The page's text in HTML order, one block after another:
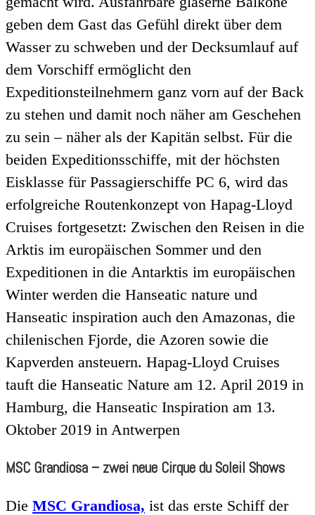
geben dem Gast das Gefühl direkt über dem
Wasser zu schweben und der Decksumlauf auf
dem Vorschiff ermöglicht den
Expeditionsteilnehmern ganz vorn auf der Back
zu stehen und damit noch näher am Geschehen
zu sein – näher als der Kapitän selbst. Für die
beiden Expeditionsschiffe, mit der höchsten
Eisklasse für Passagierschiffe PC 6, wird das
erfolgreiche Routenkonzept von Hapag-Lloyd
Cruises fortgesetzt: Zwischen den Reisen in die
Arktis im europäischen Sommer und den
Expeditionen in die Antarktis im europäischen
Winter werden die Hanseatic nature und
Hanseatic inspiration auch den Amazonas, die
chilenischen Fjorde, die Azoren sowie die
Kapverden ansteuern. Hapag-Lloyd Cruises
tauft die Hanseatic Nature am 12. April 2019 in
Hamburg, die Hanseatic Inspiration am 13.
Oktober 2019 in Antwerpen
MSC Grandiosa – zwei neue Cirque du Soleil Shows
Die MSC Grandiosa, ist das erste Schiff der